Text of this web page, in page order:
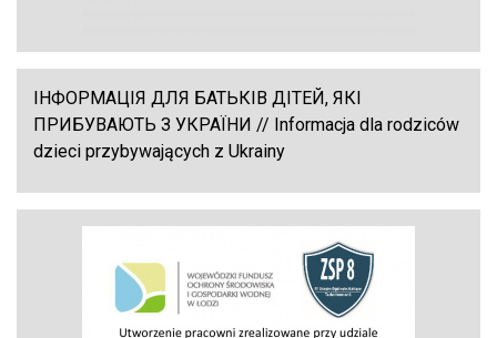
ІНФОРМАЦІЯ ДЛЯ БАТЬКІВ ДІТЕЙ, ЯКІ
ПРИБУВАЮТЬ З УКРАЇНИ // Informacja dla rodziców
dzieci przybywających z Ukrainy